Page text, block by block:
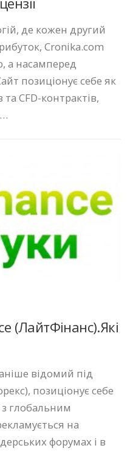
де кожен другий
Cronika.com
а насамперед
позиціонує себе як
CFD-контрактів,
(ЛайтФінанс).Які
відомий під
позиціонує себе
з глобальним
на
форумах і в